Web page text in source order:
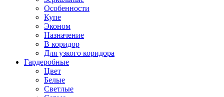
Особенности
Купе
Эконом
Назначение
В коридор
Для узкого коридора
Гардеробные
Цвет
Белые
Светлые